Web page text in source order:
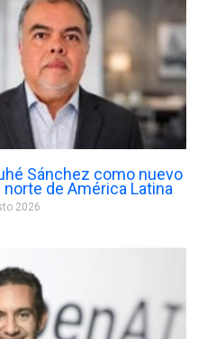
Sánchez como nuevo
de América Latina
2026